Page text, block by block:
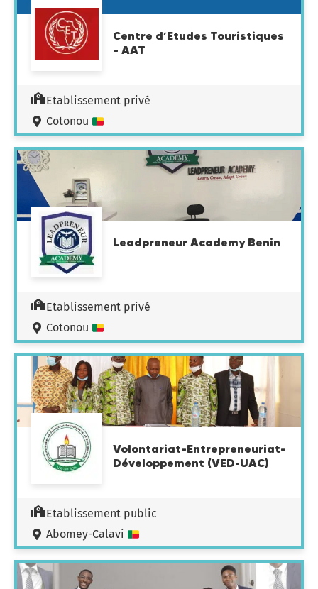
Centre d’Etudes Touristiques
– AAT
Etablissement privé
Cotonou
Leadpreneur Academy Benin
Etablissement privé
Cotonou
Volontariat–Entrepreneuriat–
Développement (VED-UAC)
Etablissement public
Abomey-Calavi